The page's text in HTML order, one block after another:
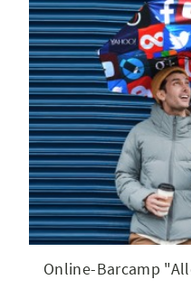
Online-Barcamp